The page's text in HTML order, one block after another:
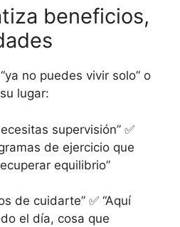
beneficios,
no puedes vivir solo” o
lugar:
supervisión” ✅
de ejercicio que
equilibrio”
de cuidarte” ✅ “Aquí
el día, cosa que